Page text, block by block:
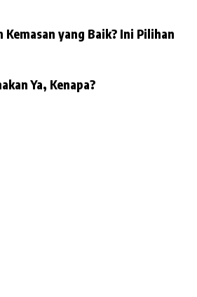
yang Baik? Ini Pilihan
Ya, Kenapa?